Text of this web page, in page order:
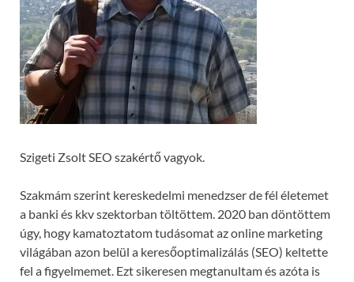
Szigeti Zsolt SEO szakértő vagyok.
Szakmám szerint kereskedelmi menedzser de fél életemet
a banki és kkv szektorban töltöttem. 2020 ban döntöttem
úgy, hogy kamatoztatom tudásomat az online marketing
világában azon belül a keresőoptimalizálás (SEO) keltette
fel a figyelmemet. Ezt sikeresen megtanultam és azóta is